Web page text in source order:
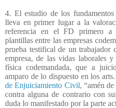
4. El estudio de los
lleva en primer lugar a la
referencia en el FD primero a
plantillas entre las empresas
prueba testifical de un trabajador
empresa, de las vidas laborales
física codemandada, que a
amparo de lo dispuesto en los
de Enjuiciamiento Civil, “amén
contra alguna de contrario con
duda lo manifestado por la parte